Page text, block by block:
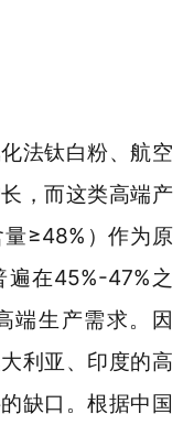
法钛白粉、航空
，而这类高端产
量≥48%）作为原
在45%-47%之
端生产需求。因
利亚、印度的高
缺口。根据中国